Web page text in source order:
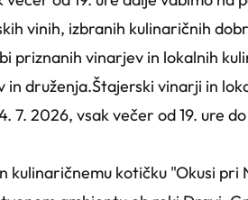
vinih, izbranih kulinaričnih
priznanih vinarjev in lokalnih
druženja.Štajerski vinarji in
7. 2026, vsak večer od 19. ure
kulinaričnemu kotičku "Okusi